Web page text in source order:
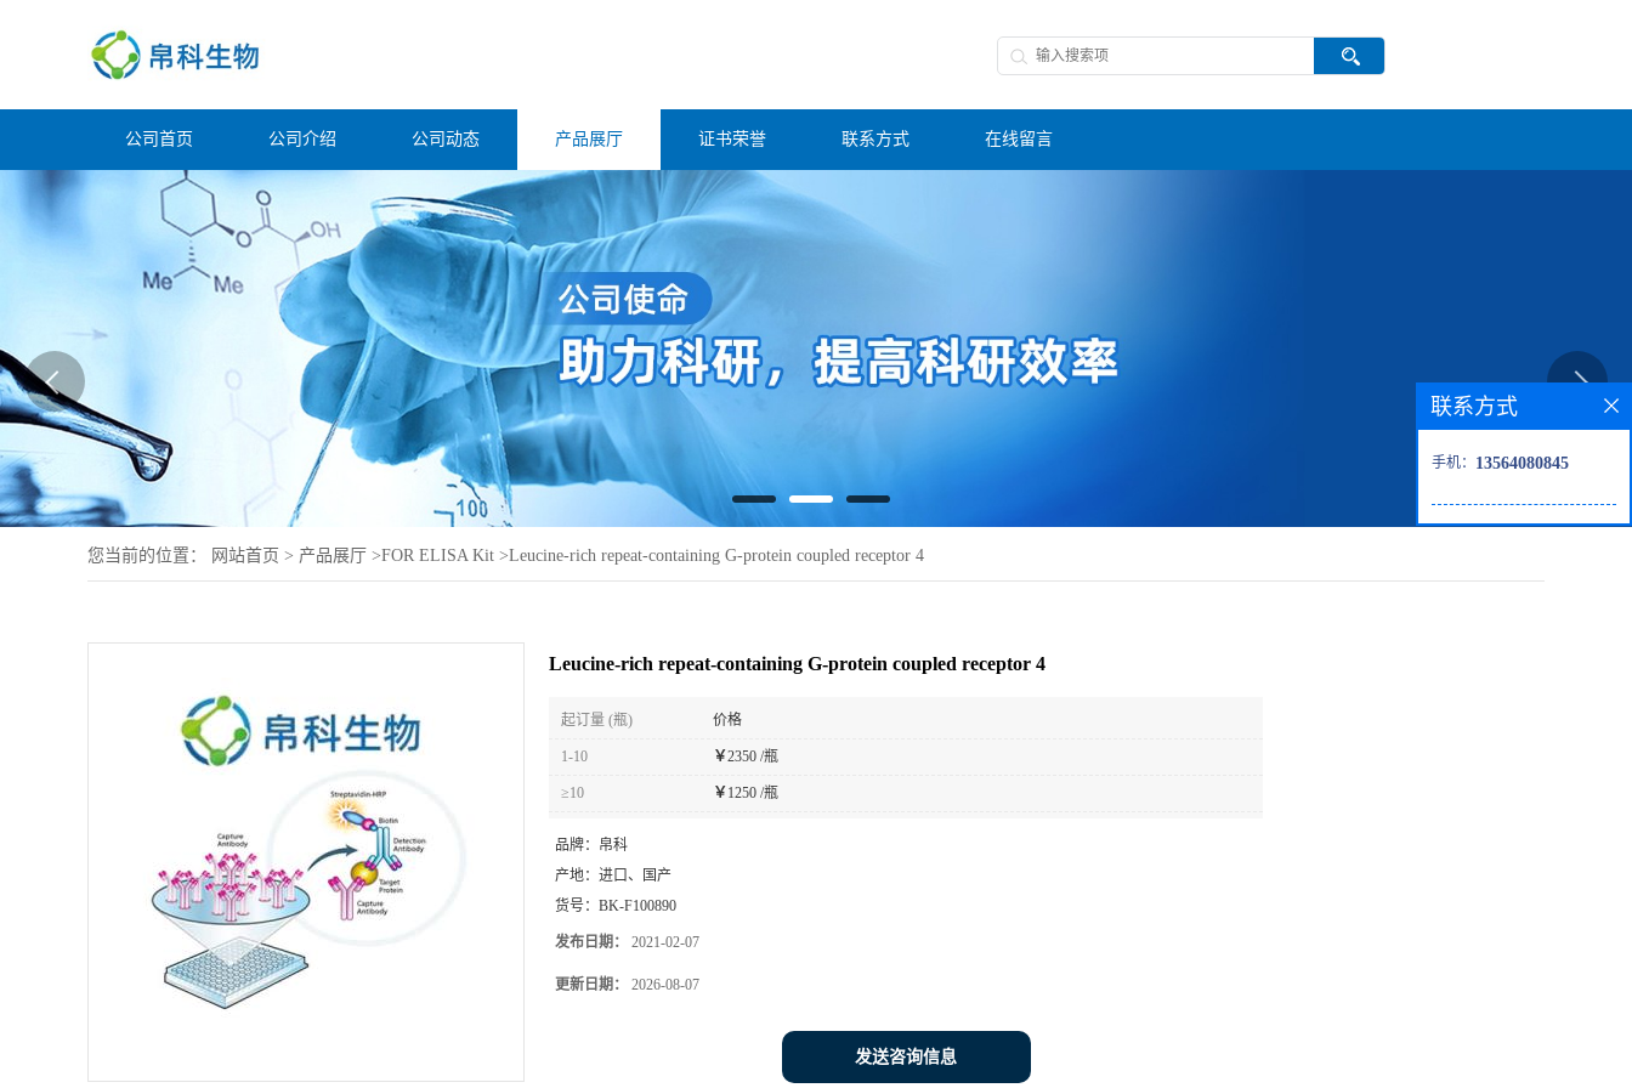
公司首页 公司介绍 公司动态 产品展厅 证书荣誉 联系方式 在线留言
您当前的位置： 网站首页 > 产品展厅 >FOR ELISA Kit >Leucine-rich repeat-containing G-protein coupled receptor 4
Leucine-rich repeat-containing G-protein coupled receptor 4
起订量 (瓶) 价格
1-10 ￥2350 /瓶
≥10 ￥1250 /瓶
品牌： 帛科
产地： 进口、国产
货号： BK-F100890
发布日期： 2021-02-07
更新日期： 2026-08-07
发送咨询信息
联系方式
手机： 13564080845